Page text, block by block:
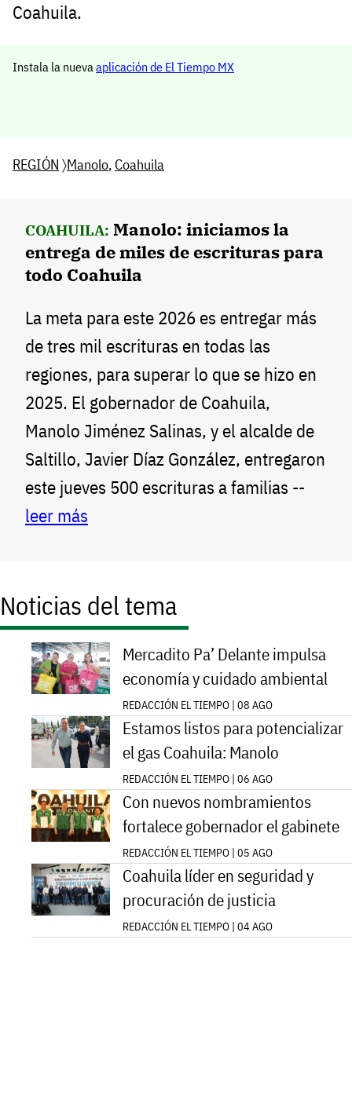
Coahuila.
Instala la nuevaaplicación de El Tiempo MX
REGIÓN 〉Manolo, Coahuila
COAHUILA: Manolo: iniciamos la
entrega de miles de escrituras para
todo Coahuila
La meta para este 2026 es entregar más
de tres mil escrituras en todas las
regiones, para superar lo que se hizo en
2025. El gobernador de Coahuila,
Manolo Jiménez Salinas, y el alcalde de
Saltillo, Javier Díaz González, entregaron
este jueves 500 escrituras a familias --
leer más
Noticias del tema
Mercadito Pa’ Delante impulsa
economía y cuidado ambiental
REDACCIÓN EL TIEMPO | 08 AGO
Estamos listos para potencializar
el gas Coahuila: Manolo
REDACCIÓN EL TIEMPO | 06 AGO
Con nuevos nombramientos
fortalece gobernador el gabinete
REDACCIÓN EL TIEMPO | 05 AGO
Coahuila líder en seguridad y
procuración de justicia
REDACCIÓN EL TIEMPO | 04 AGO